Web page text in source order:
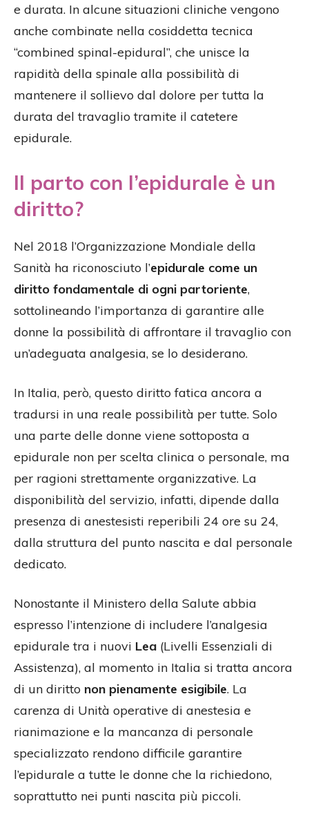
e durata. In alcune situazioni cliniche vengono
anche combinate nella cosiddetta tecnica
“combined spinal-epidural”, che unisce la
rapidità della spinale alla possibilità di
mantenere il sollievo dal dolore per tutta la
durata del travaglio tramite il catetere
epidurale.
Il parto con l’epidurale è un
diritto?
Nel 2018 l’Organizzazione Mondiale della
Sanità ha riconosciuto l’epidurale come un
diritto fondamentale di ogni partoriente,
sottolineando l’importanza di garantire alle
donne la possibilità di affrontare il travaglio con
un’adeguata analgesia, se lo desiderano.
In Italia, però, questo diritto fatica ancora a
tradursi in una reale possibilità per tutte. Solo
una parte delle donne viene sottoposta a
epidurale non per scelta clinica o personale, ma
per ragioni strettamente organizzative. La
disponibilità del servizio, infatti, dipende dalla
presenza di anestesisti reperibili 24 ore su 24,
dalla struttura del punto nascita e dal personale
dedicato.
Nonostante il Ministero della Salute abbia
espresso l’intenzione di includere l’analgesia
epidurale tra i nuovi Lea (Livelli Essenziali di
Assistenza), al momento in Italia si tratta ancora
di un diritto non pienamente esigibile. La
carenza di Unità operative di anestesia e
rianimazione e la mancanza di personale
specializzato rendono difficile garantire
l’epidurale a tutte le donne che la richiedono,
soprattutto nei punti nascita più piccoli.